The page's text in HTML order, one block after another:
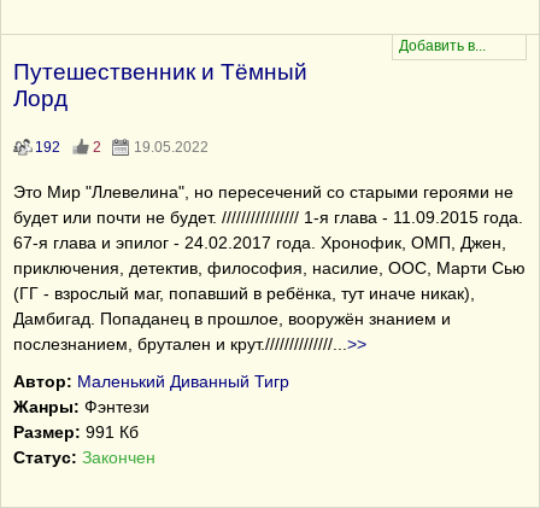
Путешественник и Тёмный
Лорд
192 2 19.05.2022
Это Мир "Ллевелина", но пересечений со старыми героями не
будет или почти не будет. //////////////// 1-я глава - 11.09.2015 года.
67-я глава и эпилог - 24.02.2017 года. Хронофик, ОМП, Джен,
приключения, детектив, философия, насилие, ООС, Марти Сью
(ГГ - взрослый маг, попавший в ребёнка, тут иначе никак),
Дамбигад. Попаданец в прошлое, вооружён знанием и
послезнанием, брутален и крут.//////////////
>>
Автор: Маленький Диванный Тигр
Жанры: Фэнтези
Размер: 991 Кб
Статус: Закончен